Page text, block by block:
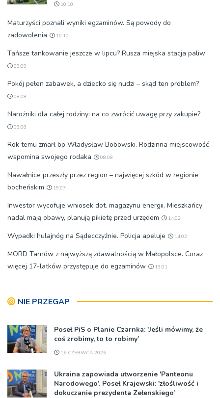
10:10
Maturzyści poznali wyniki egzaminów. Są powody do
zadowolenia
10:10
Tańsze tankowanie jeszcze w lipcu? Rusza miejska stacja paliw
09:09
Pokój pełen zabawek, a dziecko się nudzi – skąd ten problem?
08:08
Narożniki dla całej rodziny: na co zwrócić uwagę przy zakupie?
08:08
Rok temu zmarł bp Władysław Bobowski. Rodzinna miejscowość
wspomina swojego rodaka
08:08
Nawałnice przeszły przez region – najwięcej szkód w regionie
bocheńskim
19:07
Inwestor wycofuje wniosek dot. magazynu energii. Mieszkańcy
nadal mają obawy, planują pikietę przed urzędem
14:02
Wypadki hulajnóg na Sądecczyźnie. Policja apeluje 14:02
MORD Tarnów z najwyższą zdawalnością w Małopolsce. Coraz
więcej 17-latków przystępuje do egzaminów
13:01
NIE PRZEGAP
Poseł PiS o Planie Czarnka: 'Jeśli mówimy, że
coś zrobimy, to to robimy’
16 CZERWCA 2026
Ukraina zapowiada utworzenie 'Panteonu
Narodowego’. Poseł Krajewski: 'złośliwość i
dokuczanie prezydenta Zełenskiego’